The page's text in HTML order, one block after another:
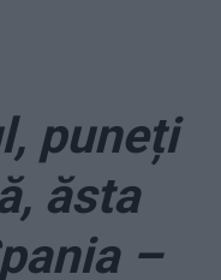
puneți
ăsta
–